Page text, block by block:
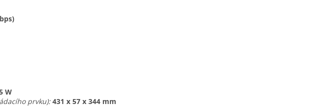
W
prvku): 431 x 57 x 344 mm